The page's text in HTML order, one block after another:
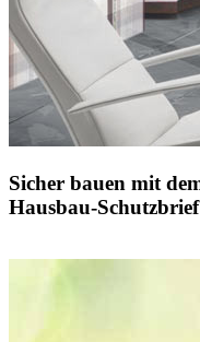
Sicher bauen mit
Hausbau-